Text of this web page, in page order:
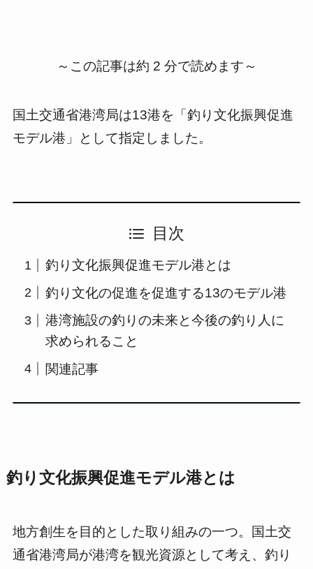
～この記事は約 2 分で読めます～
国土交通省港湾局は13港を「釣り文化振興促進
モデル港」として指定しました。
目次
釣り文化振興促進モデル港とは
釣り文化の促進を促進する13のモデル港
港湾施設の釣りの未来と今後の釣り人に
求められること
関連記事
釣り文化振興促進モデル港とは
地方創生を目的とした取り組みの一つ。国土交
通省港湾局が港湾を観光資源として考え、釣り